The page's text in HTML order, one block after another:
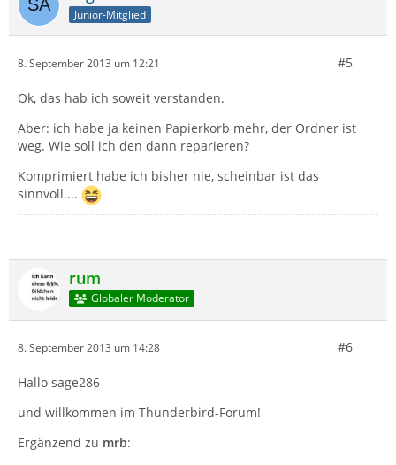
Junior-Mitglied
8. September 2013 um 12:21 #5
Ok, das hab ich soweit verstanden.
Aber: ich habe ja keinen Papierkorb mehr, der Ordner ist
weg. Wie soll ich den dann reparieren?
Komprimiert habe ich bisher nie, scheinbar ist das
sinnvoll....
rum
Globaler Moderator
8. September 2013 um 14:28 #6
Hallo sage286
und willkommen im Thunderbird-Forum!
Ergänzend zu mrb: